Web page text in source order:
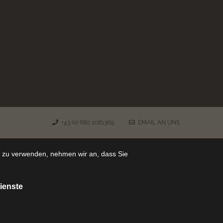
+43 (0) 680 2081369 EMAIL AN UNS
verwenden, nehmen wir an, dass Sie